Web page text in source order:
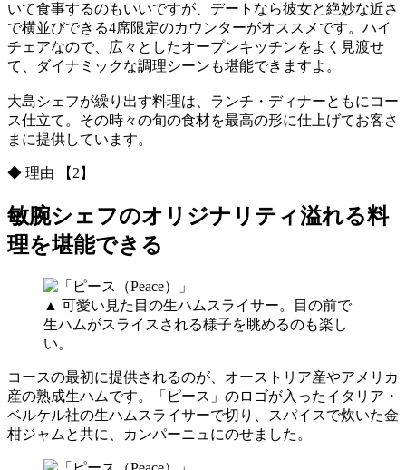
いて食事するのもいいですが、デートなら彼女と絶妙な近さ
で横並びできる4席限定のカウンターがオススメです。ハイ
チェアなので、広々としたオープンキッチンをよく見渡せ
て、ダイナミックな調理シーンも堪能できますよ。
大島シェフが繰り出す料理は、ランチ・ディナーともにコー
ス仕立て。その時々の旬の食材を最高の形に仕上げてお客さ
まに提供しています。
◆ 理由 【2】
敏腕シェフのオリジナリティ溢れる料
理を堪能できる
▲ 可愛い見た目の生ハムスライサー。目の前で
生ハムがスライスされる様子を眺めるのも楽し
い。
コースの最初に提供されるのが、オーストリア産やアメリカ
産の熟成生ハムです。「ピース」のロゴが入ったイタリア・
ベルケル社の生ハムスライサーで切り、スパイスで炊いた金
柑ジャムと共に、カンパーニュにのせました。